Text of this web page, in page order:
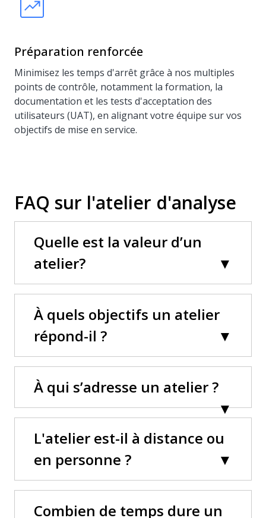
Préparation renforcée
Minimisez les temps d'arrêt grâce à nos multiples
points de contrôle, notamment la formation, la
documentation et les tests d'acceptation des
utilisateurs (UAT), en alignant votre équipe sur vos
objectifs de mise en service.
FAQ sur l'atelier d'analyse
Quelle est la valeur d’un
atelier?
À quels objectifs un atelier
répond-il ?
À qui s’adresse un atelier ?
L'atelier est-il à distance ou
en personne ?
Combien de temps dure un